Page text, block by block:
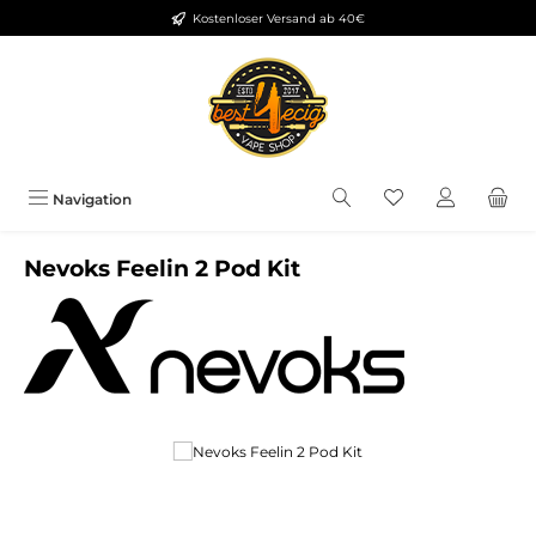
Zum Hauptinhalt springenKostenloser Versand ab 40€
Navigation Du hast 0
Nevoks Feelin 2 Pod Kit
Bildergalerie überspringen